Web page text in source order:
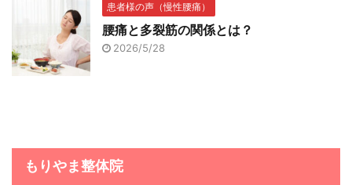
患者様の声（慢性腰痛）
腰痛と多裂筋の関係とは？
2026/5/28
もりやま整体院